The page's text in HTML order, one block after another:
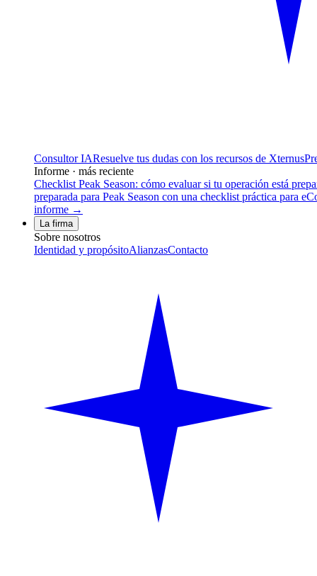
Consultor IAResuelve tus dudas con los recursos de Xternus
Informe · más reciente
Checklist Peak Season: cómo evaluar si tu operación está
preparada para Peak Season con una checklist práctica para
informe →
La firma
Sobre nosotros
Identidad y propósitoAlianzasContacto